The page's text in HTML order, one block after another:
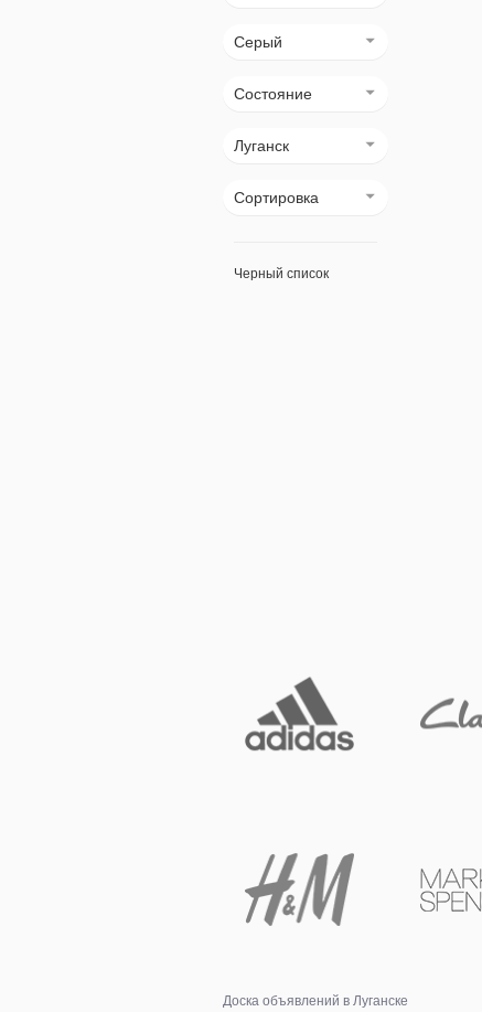
Серый
Состояние
Луганск
Сортировка
Черный список
Доска объявлений в Луганске